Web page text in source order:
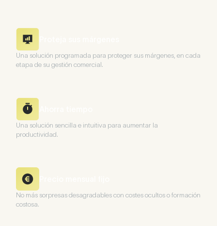
Una solución programada para proteger sus márgenes, en cada
etapa de su gestión comercial.
Una solución sencilla e intuitiva para aumentar la
productividad.
No más sorpresas desagradables con costes ocultos o formación
costosa.